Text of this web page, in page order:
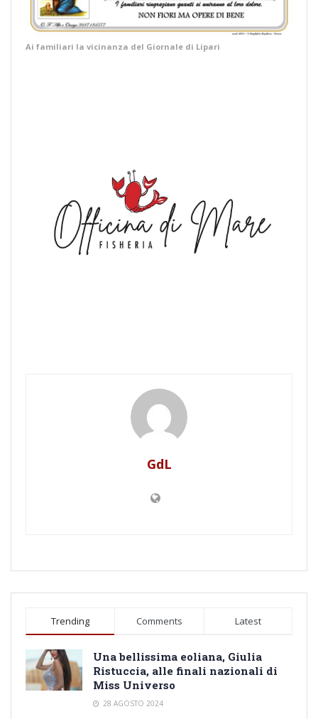
Ai familiari la vicinanza del Giornale di Lipari
GdL
Trending Comments Latest
Una bellissima eoliana, Giulia
Ristuccia, alle finali nazionali di
Miss Universo
28 AGOSTO 2024